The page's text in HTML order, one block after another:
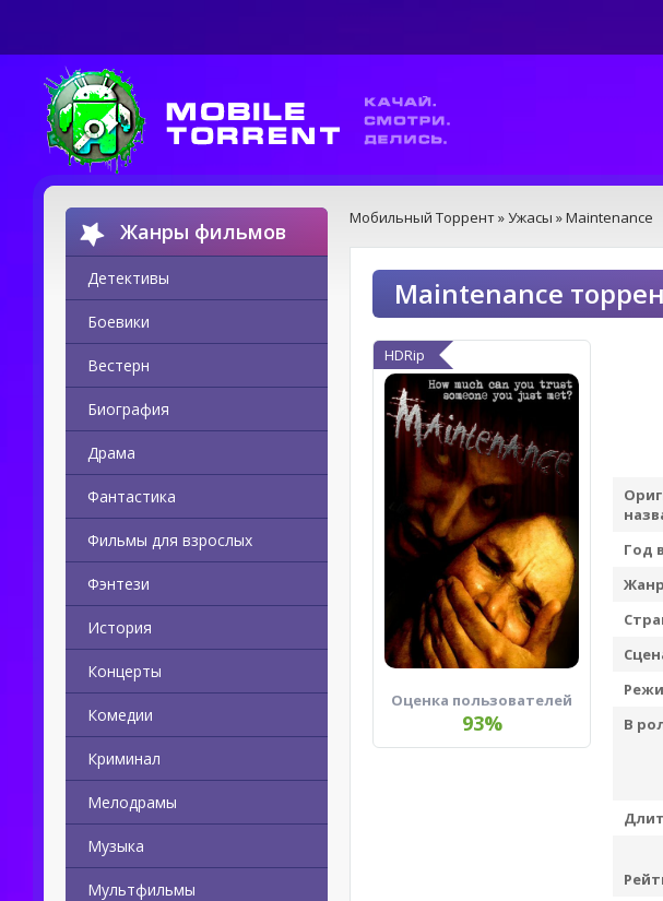
Жанры фильмов
Детективы
Боевики
Вестерн
Биография
Драма
Фантастика
Фильмы для взрослых
Фэнтези
История
Концерты
Комедии
Криминал
Мелодрамы
Музыка
Мультфильмы
Мобильный Торрент»Ужасы » Maintenance
Maintenance
HDRip
Оценка пользователей
93%
Год
В